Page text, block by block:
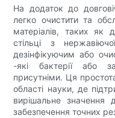
На додаток до
легко очистити та
матеріалів, таких як
стільці з
дезінфікуючим або
-які бактерії або
присутніми. Ця
області науки, де
вирішальне значення
забезпечення точних